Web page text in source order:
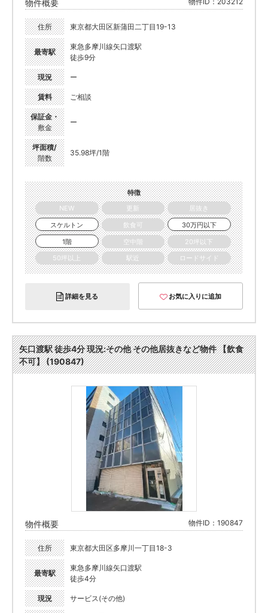
物件概要
住所 東京都大田区新蒲田二丁目19-13
最寄駅
東急多摩川線矢口渡駅
徒歩9分
現況 ー
賃料 ご相談
保証金・
敷金
ー
坪面積/
階数
35.98坪/1階
特徴
NEW
更新
居抜き
スケルトン
飲食可
30万円以下
1階
空中階
20坪以下
50坪以上
駅近 ロードサイド
詳細を見る お気に入りに追加
矢口渡駅 徒歩4分 現況:その他 その他居抜きなど物件 【飲食
不可】 (190847)
物件概要 物件ID：190847
住所 東京都大田区多摩川一丁目18-3
最寄駅
東急多摩川線矢口渡駅
徒歩4分
現況 サービス(その他)